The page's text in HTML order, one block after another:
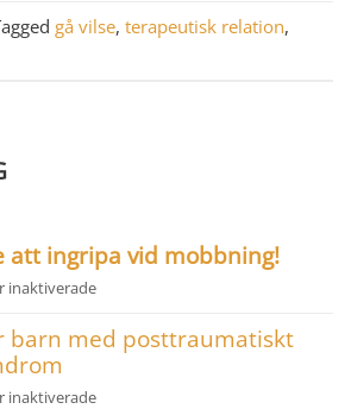
gå vilse, terapeutisk relation,
att ingripa vid mobbning!
inaktiveradeför
inte
barn med posttraumatiskt
inaktiveradeför